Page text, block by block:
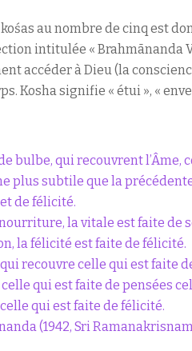
au nombre de cinq est
intitulée « Brahmānanda
accéder à Dieu (la
Kosha signifie « étui », «
bulbe, qui recouvrent l’Âme,
plus subtile que la
de félicité.
la vitale est faite de
la félicité est faite de félicité.
recouvre celle qui est faite
qui est faite de pensées
qui est faite de félicité.
(1942, Sri